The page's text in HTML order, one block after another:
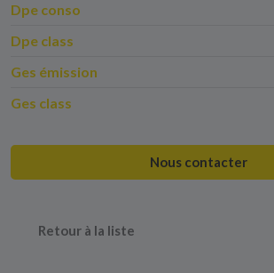
Dpe conso
Dpe class
Ges émission
Ges class
Nous contacter
Retour à la liste